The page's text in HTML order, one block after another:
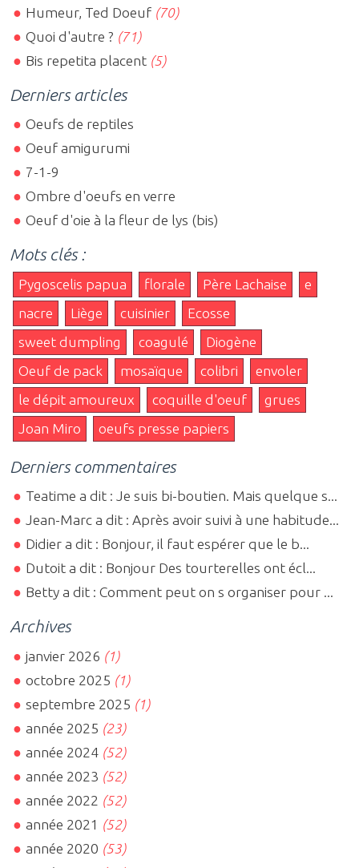
Humeur, Ted Doeuf (70)
Quoi d'autre ? (71)
Bis repetita placent (5)
Derniers articles
Oeufs de reptiles
Oeuf amigurumi
7-1-9
Ombre d'oeufs en verre
Oeuf d'oie à la fleur de lys (bis)
Mots clés :
Pygoscelis papua florale Père Lachaise
e
nacre
Liège cuisinier
Ecosse
sweet dumpling
coagulé
Diogène
Oeuf de pack
mosaïque colibri
envoler
le dépit amoureux
coquille d'oeuf
grues
Joan Miro
oeufs presse papiers
Derniers commentaires
Teatime a dit : Je suis bi-boutien. Mais quelque s...
Jean-Marc a dit : Après avoir suivi à une habitude...
Didier a dit : Bonjour, il faut espérer que le b...
Dutoit a dit : Bonjour Des tourterelles ont écl...
Betty a dit : Comment peut on s organiser pour ...
Archives
janvier 2026 (1)
octobre 2025 (1)
septembre 2025 (1)
année 2025 (23)
année 2024 (52)
année 2023 (52)
année 2022 (52)
année 2021 (52)
année 2020 (53)